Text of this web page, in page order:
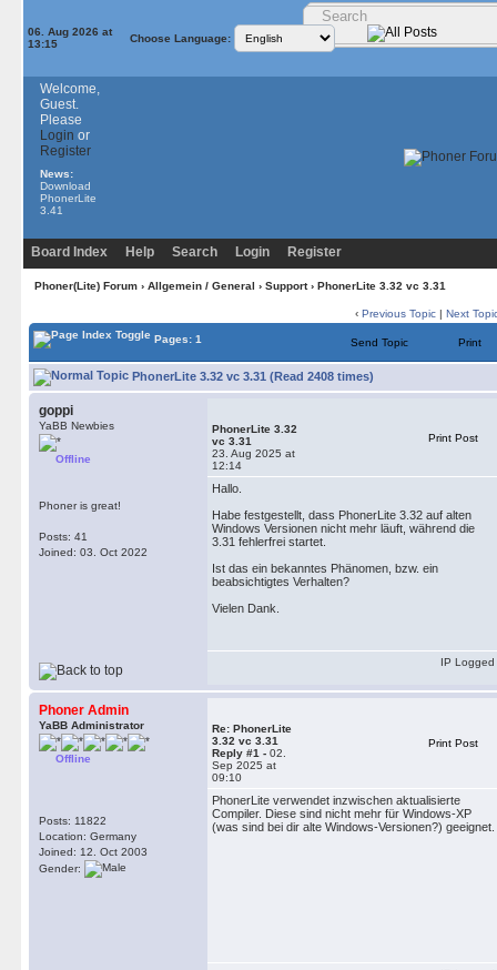
06. Aug 2026 at
13:15
Choose Language:
Welcome,
Guest.
Please
Login or
Register
News:
Download
PhonerLite
3.41
Board Index Help Search Login Register
Phoner(Lite) Forum› Allgemein / General › Support› PhonerLite 3.32 vc 3.31
‹ Previous Topic | Next
Pages: 1 Send Topic Print
PhonerLite 3.32 vc 3.31 (Read 2408 times)
goppi
YaBB Newbies
Offline
Phoner is great!
Posts: 41
Joined: 03. Oct 2022
PhonerLite 3.32
vc 3.31
23. Aug 2025 at
12:14
Print Post
Hallo.
Habe festgestellt, dass PhonerLite 3.32 auf alten
Windows Versionen nicht mehr läuft, während die
3.31 fehlerfrei startet.
Ist das ein bekanntes Phänomen, bzw. ein
beabsichtigtes Verhalten?
Vielen Dank.
IP Logged
Phoner Admin
YaBB Administrator
Offline
Posts: 11822
Location: Germany
Joined: 12. Oct 2003
Gender:
Re: PhonerLite
3.32 vc 3.31
Reply #1 - 02.
Sep 2025 at
09:10
Print Post
PhonerLite verwendet inzwischen aktualisierte
Compiler. Diese sind nicht mehr für Windows-XP
(was sind bei dir alte Windows-Versionen?) geeignet.